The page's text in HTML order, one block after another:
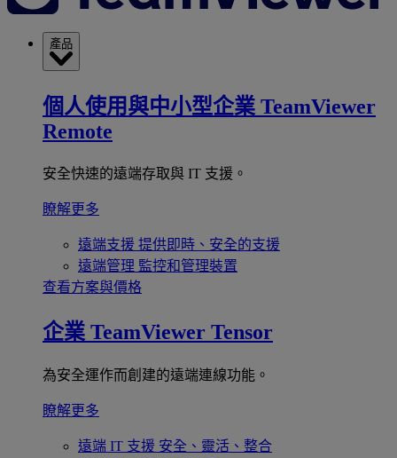
產品
個人使用與中小型企業 TeamViewer
Remote
安全快速的遠端存取與 IT 支援。
瞭解更多
遠端支援 提供即時、安全的支援
遠端管理 監控和管理裝置
查看方案與價格
企業 TeamViewer Tensor
為安全運作而創建的遠端連線功能。
瞭解更多
遠端 IT 支援 安全、靈活、整合